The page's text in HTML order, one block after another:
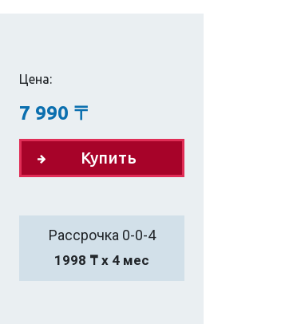
Цена:
7 990 〒
Купить
Рассрочка 0-0-4
1998 ₸ х 4 мес